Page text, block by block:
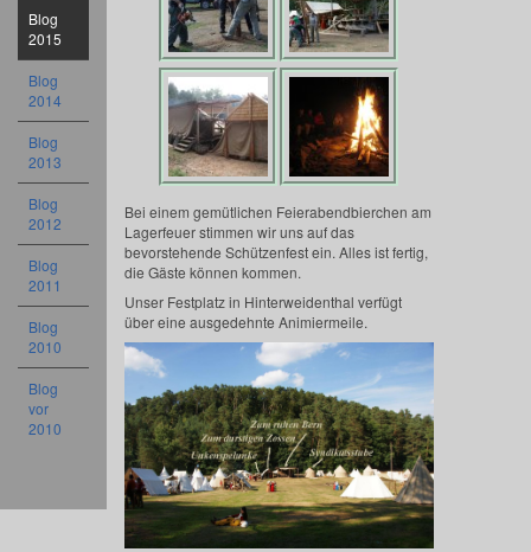
Bei einem gemütlichen Feierabendbierchen am
Lagerfeuer stimmen wir uns auf das
bevorstehende Schützenfest ein. Alles ist fertig,
die Gäste können kommen.
Unser Festplatz in Hinterweidenthal verfügt
über eine ausgedehnte Animiermeile.
Blog
2015
Blog
2014
Blog
2013
Blog
2012
Blog
2011
Blog
2010
Blog
vor
2010